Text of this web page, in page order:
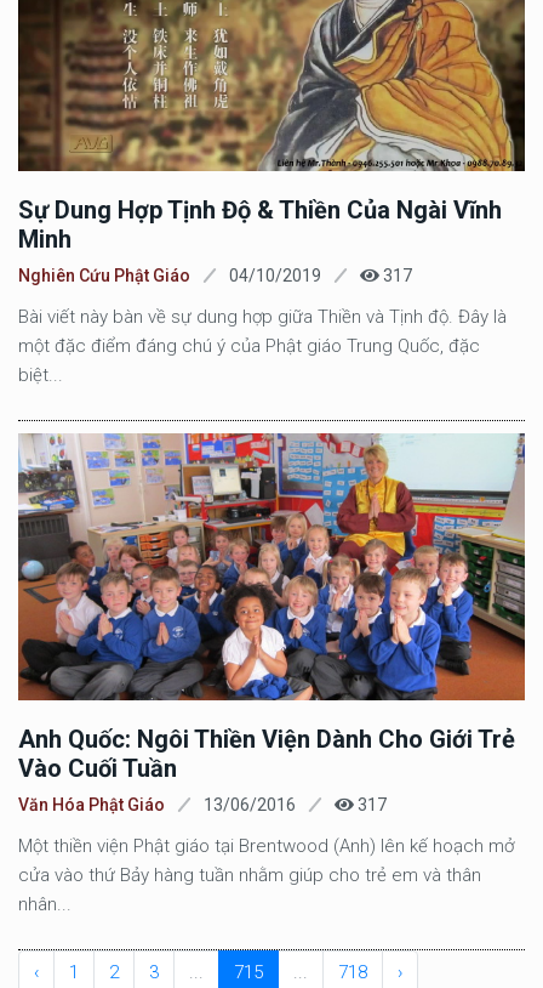
Sự Dung Hợp Tịnh Độ & Thiền Của Ngài Vĩnh
Minh
Nghiên Cứu Phật Giáo 04/10/2019 317
Bài viết này bàn về sự dung hợp giữa Thiền và Tịnh độ. Đây là
một đặc điểm đáng chú ý của Phật giáo Trung Quốc, đặc
biệt...
Anh Quốc: Ngôi Thiền Viện Dành Cho Giới Trẻ
Vào Cuối Tuần
Văn Hóa Phật Giáo 13/06/2016 317
Một thiền viện Phật giáo tại Brentwood (Anh) lên kế hoạch mở
cửa vào thứ Bảy hàng tuần nhằm giúp cho trẻ em và thân
nhân...
‹ 1 2 3 ... 715 ... 718 ›